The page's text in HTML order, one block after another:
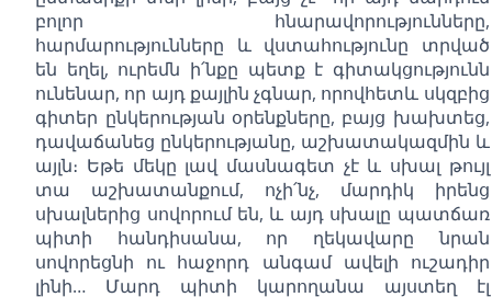
բոլոր հնարավորությունները,
հարմարությունները և վստահությունը տրված
են եղել, ուրեմն ի՛նքը պետք է գիտակցությունն
ունենար, որ այդ քայլին չգնար, որովհետև սկզբից
գիտեր ընկերության օրենքները, բայց խախտեց,
դավաճանեց ընկերությանը, աշխատակազմին և
այլն։ Եթե մեկը լավ մասնագետ չէ և սխալ թույլ
տա աշխատանքում, ոչի՛նչ, մարդիկ իրենց
սխալներից սովորում են, և այդ սխալը պատճառ
պիտի հանդիսանա, որ ղեկավարը նրան
սովորեցնի ու հաջորդ անգամ ավելի ուշադիր
լինի… Մարդ պիտի կարողանա այստեղ էլ